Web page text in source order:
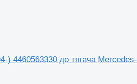
) 4460563330 до тягача